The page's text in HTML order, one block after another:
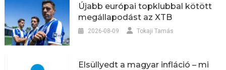
Újabb európai topklubbal kötött
megállapodást az XTB
2026-08-09 Tokaji Tamás
Elsüllyedt a magyar infláció – mi